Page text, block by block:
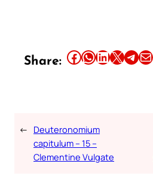
Share: Share this article on Facebook Share this article on WhatsApp Share this article on LinkedIn Share this article on X Share this article on TelegramEmail this Article
← Deuteronomium
capitulum – 15 –
Clementine Vulgate